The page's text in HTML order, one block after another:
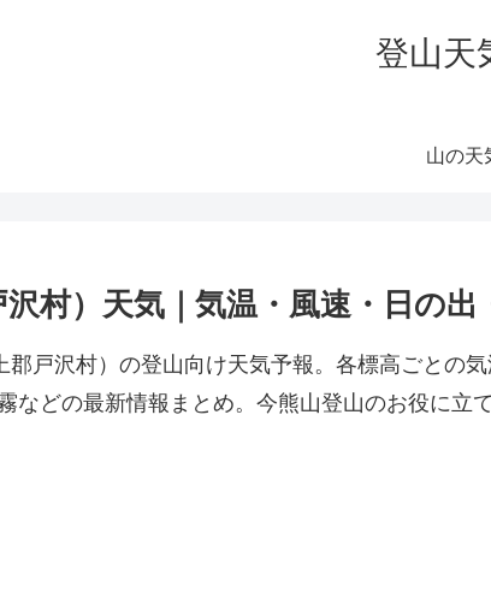
登山天
山の天
村）天気｜気温・風速・日の出
郡戸沢村）の登山向け天気予報。各標高ごとの
などの最新情報まとめ。今熊山登山のお役に立